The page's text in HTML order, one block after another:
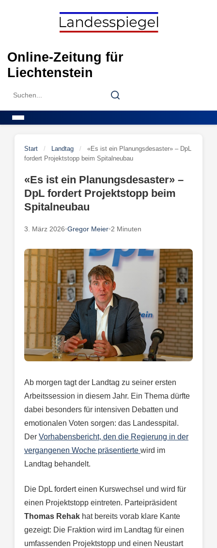
Online-Zeitung für
Liechtenstein
Search
Search
Start / Landtag /
«Es ist ein Planungsdesaster» – DpL
fordert Projektstopp beim Spitalneubau
«Es ist ein Planungsdesaster» –
DpL fordert Projektstopp beim
Spitalneubau
3. März 2026•Gregor Meier•2 Minuten
Ab morgen tagt der Landtag zu seiner ersten
Arbeitssession in diesem Jahr. Ein Thema dürfte
dabei besonders für intensiven Debatten und
emotionalen Voten sorgen: das Landesspital.
Der Vorhabensbericht, den die Regierung in der
vergangenen Woche präsentierte wird im
Landtag behandelt.
Die DpL fordert einen Kurswechsel und wird für
einen Projektstopp eintreten. Parteipräsident
Thomas Rehak hat bereits vorab klare Kante
gezeigt: Die Fraktion wird im Landtag für einen
umfassenden Projektstopp und einen Neustart